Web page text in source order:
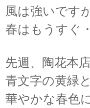
風は強いです
春はもうすぐ
先週、陶花本
青文字の黄緑
華やかな春色